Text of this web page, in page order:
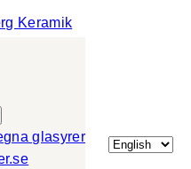
glasyrer
Välj